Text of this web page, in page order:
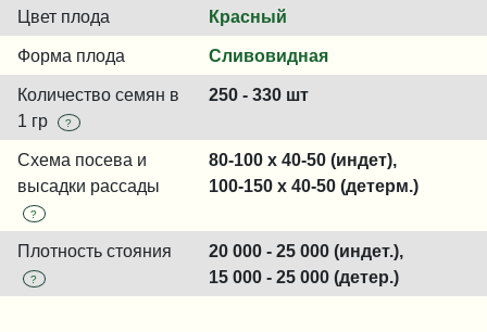
Цвет плода Красный
Форма плода Сливовидная
Количество семян в
1 гр
?
250 - 330 шт
Схема посева и
высадки рассады
?
80-100 x 40-50 (индет),
100-150 x 40-50 (детерм.)
Плотность стояния
?
20 000 - 25 000 (индет.),
15 000 - 25 000 (детер.)